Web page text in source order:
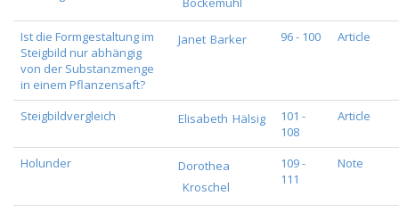
Ist die Formgestaltung im
Steigbild nur abhängig
von der Substanzmenge
in einem Pflanzensaft?
Janet Barker 96 - 100 Article
Steigbildvergleich Elisabeth Hälsig
101 -
108
Article
Holunder
Dorothea
Kroschel
109 -
111
Note